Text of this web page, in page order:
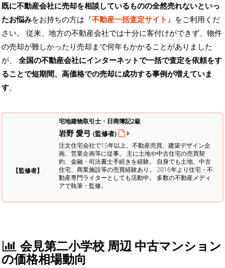
既に不動産会社に売却を相談しているものの全然売れないといっ
たお悩みをお持ちの方は『不動産一括査定サイト 』をご利用くだ
さい。 従来、地方の不動産会社では十分に客付けができず、物件
の売却が難しかったり売却まで何年もかかることがありました
が、 全国の不動産会社にインターネットで一括で査定を依頼をす
ることで短期間、高価格での売却に成功する事例が増えていま
す。
【監修者】
宅地建物取引士・日商簿記2級
岩野 愛弓 (監修者)
注文住宅会社で15年以上、不動産売買、建築デザイン企
画、営業企画等に従事。 主に土地や中古住宅の売買契
約、金融・司法書士手続きを経験。 自身でも土地、中古
住宅、商業施設等の売買経験あり。 2016年より住宅・不
動産専門ライターとしても活動中。 多数の不動産メディ
アで執筆・監修。
会見第二小学校 周辺 中古マンション
の価格相場動向